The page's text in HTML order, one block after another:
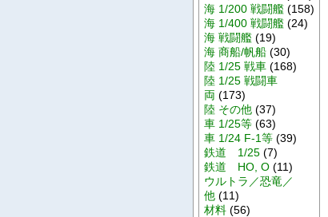
海 1/200 戦闘艦(158)
海 1/400 戦闘艦(24)
海 戦闘艦(19)
海 商船/帆船(30)
陸 1/25 戦車(168)
陸 1/25 戦闘車
両 (173)
陸 その他(37)
車 1/25等(63)
車 1/24 F-1等(39)
鉄道 1/25(7)
鉄道 HO, O(11)
ウルトラ／恐竜／
他(11)
材料(56)